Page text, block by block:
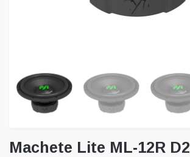
Machete Lite ML-12R D2